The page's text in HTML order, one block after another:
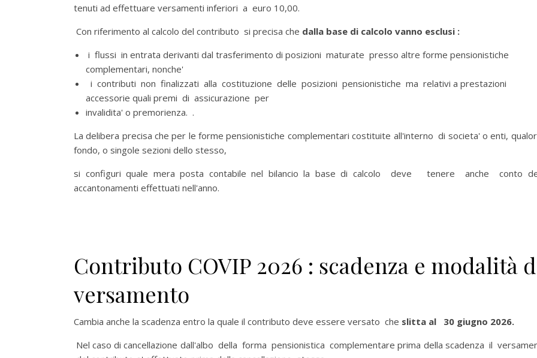
tenuti ad effettuare versamenti inferiori a euro 10,00.
Con riferimento al calcolo del contributo si precisa che dalla base di calcolo vanno esclusi :
i flussi in entrata derivanti dal trasferimento di posizioni maturate presso altre forme pensionistiche
complementari, nonche'
i contributi non finalizzati alla costituzione delle posizioni pensionistiche ma relativi a prestazioni
accessorie quali premi di assicurazione per
invalidita' o premorienza. .
La delibera precisa che per le forme pensionistiche complementari costituite all'interno di societa' o enti,
fondo, o singole sezioni dello stesso,
si configuri quale mera posta contabile nel bilancio la base di calcolo deve tenere anche conto
accantonamenti effettuati nell'anno.
Contributo COVIP 2026 : scadenza e modalità
versamento
Cambia anche la scadenza entro la quale il contributo deve essere versato che slitta al 30 giugno 2026.
Nel caso di cancellazione dall'albo della forma pensionistica complementare prima della scadenza il